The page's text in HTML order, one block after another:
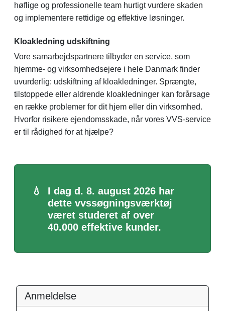
høflige og professionelle team hurtigt vurdere skaden
og implementere rettidige og effektive løsninger.
Kloakledning udskiftning
Vore samarbejdspartnere tilbyder en service, som
hjemme- og virksomhedsejere i hele Danmark finder
uvurderlig: udskiftning af kloakledninger. Sprængte,
tilstoppede eller aldrende kloakledninger kan forårsage
en række problemer for dit hjem eller din virksomhed.
Hvorfor risikere ejendomsskade, når vores VVS-service
er til rådighed for at hjælpe?
💧 I dag d. 8. august 2026 har
dette vvssøgningsværktøj
været studeret af over
40.000 effektive kunder.
Anmeldelse